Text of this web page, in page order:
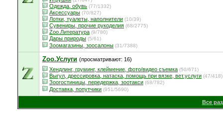
Одежда, обувь (77/1332)
Аксессуары (70/827)
Лотки, туалеты, наполнители (10/39)
Сувениры, прочие рукоделия (68/2775)
Zoo.Литература (9/780)
Дары природы (5/61)
Зоомагазины, зоосалоны (31/7388)
Zoo.Услуги (просматривают: 16)
Хендлинг, груминг, клеймение, фото/видео съемка (50/671)
Выгул, дрессировка, натаска, помощь при вязке, вет.услуги (47/418)
Зоогостиницы, передержка, зоотакси (68/782)
Доставка, попутчики (951/5690)
Все